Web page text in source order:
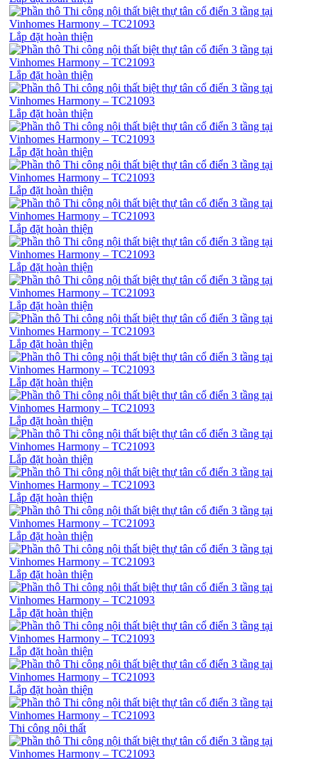
Lắp đặt hoàn thiện
Lắp đặt hoàn thiện
Lắp đặt hoàn thiện
Lắp đặt hoàn thiện
Lắp đặt hoàn thiện
Lắp đặt hoàn thiện
Lắp đặt hoàn thiện
Lắp đặt hoàn thiện
Lắp đặt hoàn thiện
Lắp đặt hoàn thiện
Lắp đặt hoàn thiện
Lắp đặt hoàn thiện
Lắp đặt hoàn thiện
Lắp đặt hoàn thiện
Lắp đặt hoàn thiện
Lắp đặt hoàn thiện
Lắp đặt hoàn thiện
Lắp đặt hoàn thiện
Thi công nội thất